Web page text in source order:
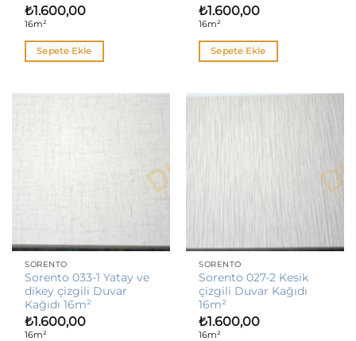
₺1.600,00
16m²
Sepete Ekle
₺1.600,00
16m²
Sepete Ekle
SORENTO
Sorento 033-1 Yatay ve
dikey çizgili Duvar
Kağıdı 16m²
₺1.600,00
16m²
SORENTO
Sorento 027-2 Kesik
çizgili Duvar Kağıdı
16m²
₺1.600,00
16m²